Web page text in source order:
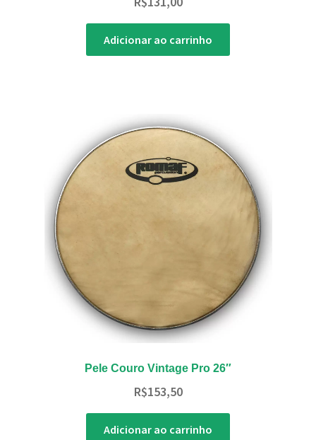
Adicionar ao carrinho
Pele Couro Vintage Pro 26″
R$153,50
Adicionar ao carrinho